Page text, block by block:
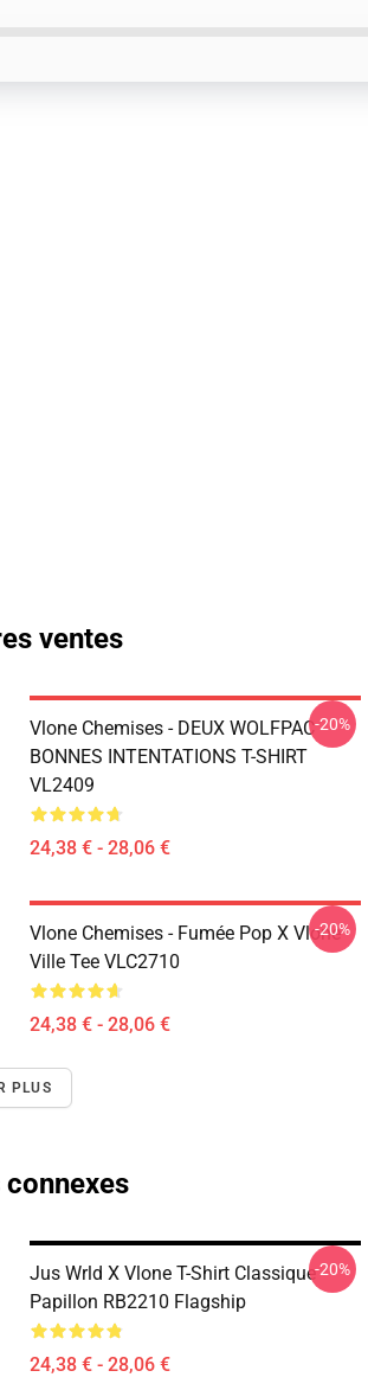
ventes
Vlone Chemises - DEUX WOLFPAC
BONNES INTENTATIONS T-SHIRT
VL2409
24,38 € - 28,06 €
-20%
Vlone Chemises - Fumée Pop X Vlone
Ville Tee VLC2710
24,38 € - 28,06 €
-20%
PLUS
Jus Wrld X Vlone T-Shirt Classique
Papillon RB2210 Flagship
24,38 € - 28,06 €
-20%